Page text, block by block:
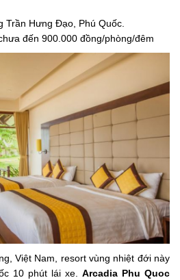
Hưng Đạo, Phú Quốc.
đến 900.000 đồng/phòng/đêm
Việt Nam, resort vùng nhiệt đới này
10 phút lái xe. Arcadia Phu Quoc